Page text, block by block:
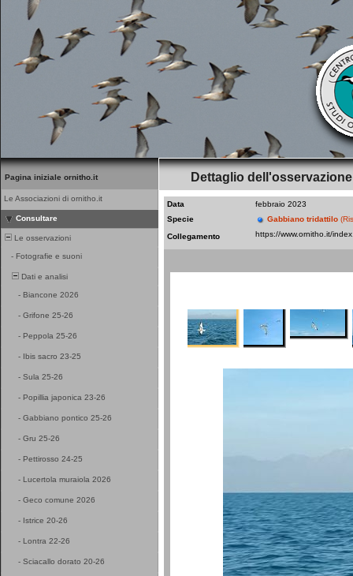
Pagina iniziale ornitho.it
Le Associazioni di ornitho.it
Consultare
Le osservazioni
- Fotografie e suoni
Dati e analisi
- Biancone 2026
- Grifone 25-26
- Peppola 25-26
- Ibis sacro 23-25
- Sula 25-26
- Popillia japonica 23-26
- Gabbiano pontico 25-26
- Gru 25-26
- Pettirosso 24-25
- Lucertola muraiola 2026
- Geco comune 2026
- Istrice 20-26
- Lontra 22-26
- Sciacallo dorato 20-26
Dettaglio dell'osservazione
Data
febbraio 2023
Specie
Gabbiano tridattilo
Collegamento